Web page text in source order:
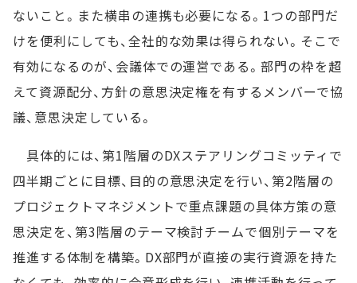
ないこと。また横串の連携も必要になる。1つの部門だ
けを便利にしても、全社的な効果は得られない。そこで
有効になるのが、会議体での運営である。部門の枠を超
えて資源配分、方針の意思決定権を有するメンバーで協
議、意思決定している。
具体的には、第1階層のDXステアリングコミッティで
四半期ごとに目標、目的の意思決定を行い、第2階層の
プロジェクトマネジメントで重点課題の具体方策の意
思決定を、第3階層のテーマ検討チームで個別テーマを
推進する体制を構築。DX部門が直接の実行資源を持た